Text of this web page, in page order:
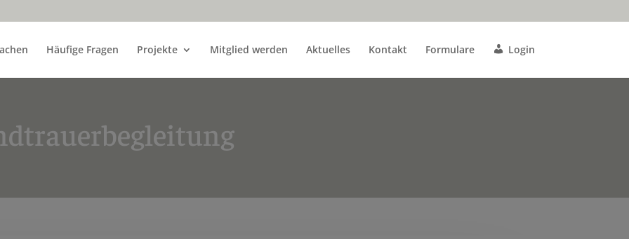
Häufige Fragen Projekte Mitglied werden Aktuelles Kontakt Formulare Login